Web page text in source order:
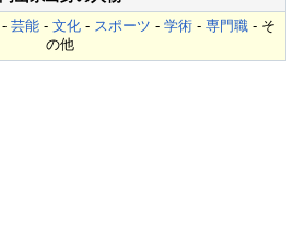
- 芸能- 文化- スポーツ - 学術- 専門職- そ
の他